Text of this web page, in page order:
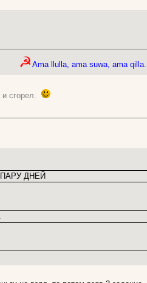
☭Ama llulla, ama suwa, ama qilla.
и сгорел.
ДНЕЙ